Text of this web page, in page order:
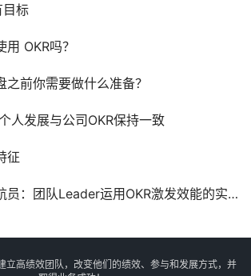
目标
OKR吗？
之前你需要做什么准备？
人发展与公司OKR保持一致
征
：团队Leader运用OKR激发效能的实践指南
立高绩效团队，改变他们的绩效、参与和发展方式，并